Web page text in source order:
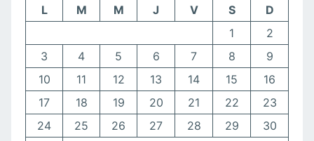
L M M J V S
D
1
2
3
4 5 6 7 8
9
10
11 12 13 14 15
16
17
18 19 20 21 22
23
24
25 26 27 28 29
30